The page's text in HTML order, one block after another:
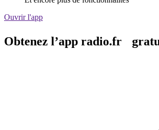
Ouvrir l'app
Obtenez l’app radio.fr